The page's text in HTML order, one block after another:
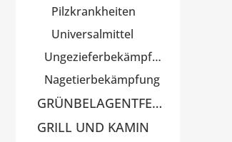
Pilzkrankheiten
Universalmittel
Ungezieferbekämpfung
Nagetierbekämpfung
GRÜNBELAGENTFERNER
GRILL UND KAMIN